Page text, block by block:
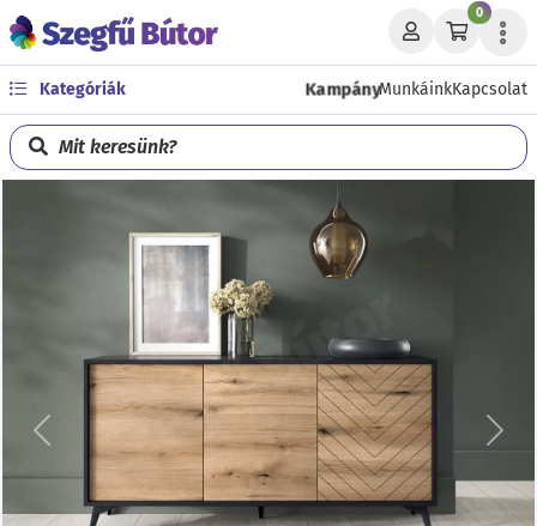
0
Kategóriák KampányMunkáinkKapcsolat
Mit keresünk?
Előző